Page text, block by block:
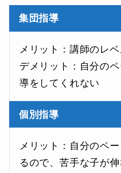
集団指導
メリット：講師のレ
デメリット：自分の
導をしてくれない
個別指導
メリット：自分のペ
るので、苦手な子が